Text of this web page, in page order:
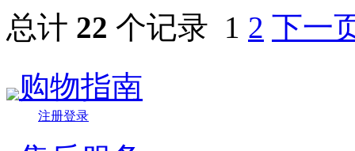
总计 22 个记录 1 2 下一
购物指南
注册登录